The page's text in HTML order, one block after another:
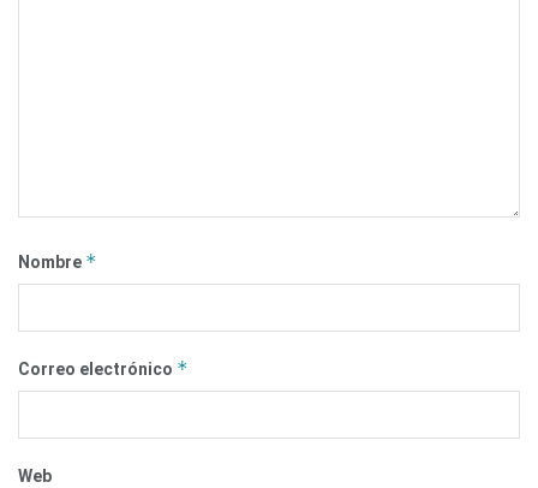
Nombre *
Correo electrónico *
Web